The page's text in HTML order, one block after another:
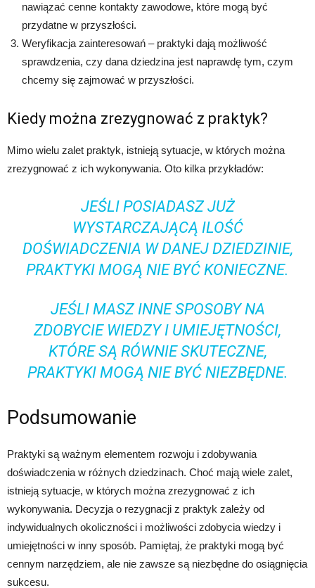
nawiązać cenne kontakty zawodowe, które mogą być
przydatne w przyszłości.
Weryfikacja zainteresowań – praktyki dają możliwość
sprawdzenia, czy dana dziedzina jest naprawdę tym, czym
chcemy się zajmować w przyszłości.
Kiedy można zrezygnować z praktyk?
Mimo wielu zalet praktyk, istnieją sytuacje, w których można
zrezygnować z ich wykonywania. Oto kilka przykładów:
JEŚLI POSIADASZ JUŻ
WYSTARCZAJĄCĄ ILOŚĆ
DOŚWIADCZENIA W DANEJ DZIEDZINIE,
PRAKTYKI MOGĄ NIE BYĆ KONIECZNE.
JEŚLI MASZ INNE SPOSOBY NA
ZDOBYCIE WIEDZY I UMIEJĘTNOŚCI,
KTÓRE SĄ RÓWNIE SKUTECZNE,
PRAKTYKI MOGĄ NIE BYĆ NIEZBĘDNE.
Podsumowanie
Praktyki są ważnym elementem rozwoju i zdobywania
doświadczenia w różnych dziedzinach. Choć mają wiele zalet,
istnieją sytuacje, w których można zrezygnować z ich
wykonywania. Decyzja o rezygnacji z praktyk zależy od
indywidualnych okoliczności i możliwości zdobycia wiedzy i
umiejętności w inny sposób. Pamiętaj, że praktyki mogą być
cennym narzędziem, ale nie zawsze są niezbędne do osiągnięcia
sukcesu.